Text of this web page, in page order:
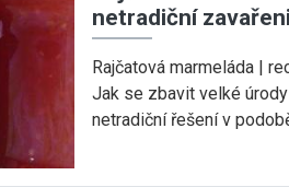
netradiční
Rajčatová marmeláda |
Jak se zbavit velké
netradiční řešení v